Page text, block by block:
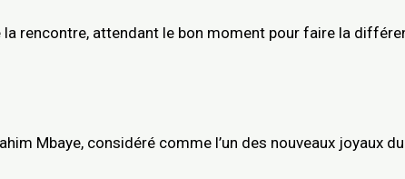
rencontre, attendant le bon moment pour faire la
Mbaye, considéré comme l’un des nouveaux joyaux